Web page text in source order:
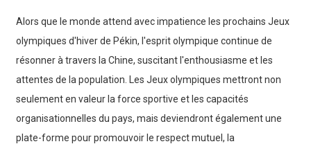
Alors que le monde attend avec impatience les prochains Jeux
olympiques d'hiver de Pékin, l'esprit olympique continue de
résonner à travers la Chine, suscitant l'enthousiasme et les
attentes de la population. Les Jeux olympiques mettront non
seulement en valeur la force sportive et les capacités
organisationnelles du pays, mais deviendront également une
plate-forme pour promouvoir le respect mutuel, la